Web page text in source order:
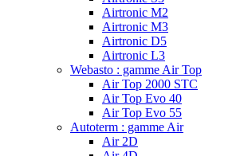
Airtronic M2
Airtronic M3
Airtronic D5
Airtronic L3
Webasto : gamme Air Top
Air Top 2000 STC
Air Top Evo 40
Air Top Evo 55
Autoterm : gamme Air
Air 2D